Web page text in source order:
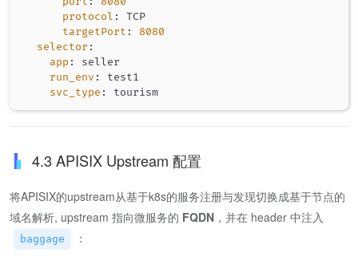
protocol :
TCP
targetPort :
8080
selector :
app :
seller
run_env :
test1
svc_type :
4.3 APISIX Upstream 配置
将APISIX的upstream从基于k8s的服务注册与发现切换成基于节点的
域名解析, upstream 指向微服务的 FQDN ，并在 header 中注入
baggage ：